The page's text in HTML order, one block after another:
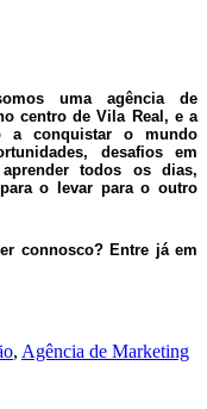
uma agência de
centro de Vila Real , e a
a conquistar o mundo
desafios em
todos os dias,
o levar para o outro
connosco? Entre já em
, Agência de Marketing